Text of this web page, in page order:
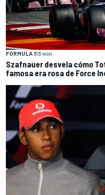
FÓRMULA 113 min
Szafnauer desvela cómo
famosa era rosa de Force